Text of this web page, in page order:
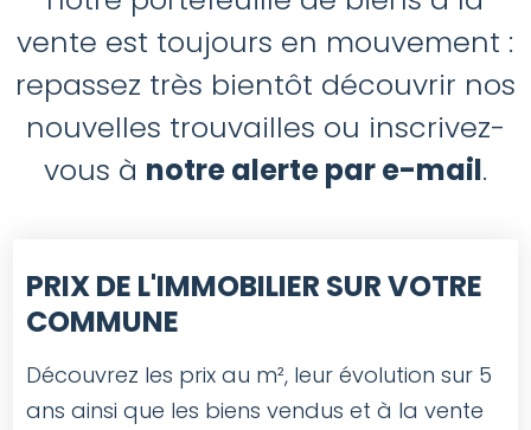
vente est toujours en mouvement :
repassez très bientôt découvrir nos
nouvelles trouvailles ou inscrivez-
vous à notre alerte par e-mail.
PRIX DE L'IMMOBILIER SUR VOTRE
COMMUNE
Découvrez les prix au m², leur évolution sur 5
ans ainsi que les biens vendus et à la vente